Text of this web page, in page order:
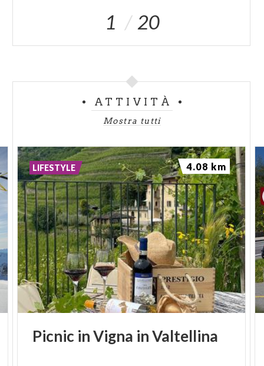
1 20
ATTIVITÀ
Mostra tutti
Picnic inVigna inValtellina
LIFESTYLE 4.08 km